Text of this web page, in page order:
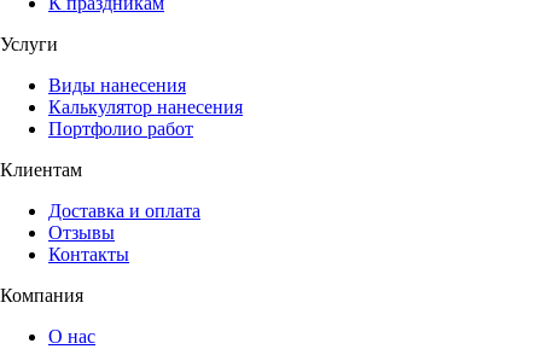
Услуги
Виды нанесения
Калькулятор нанесения
Портфолио работ
Клиентам
Доставка и оплата
Отзывы
Контакты
Компания
О нас